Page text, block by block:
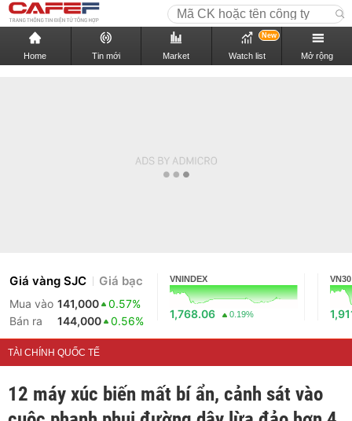
Home Tin mới Market Watch list
New
Mở rộng
Giá vàng SJC Giá bạc
Mua vào 141,000
0.57%
Bán ra
144,000 0.56%
VNINDEX
1,768.06 0.19%
VN30
TÀI CHÍNH QUỐC TẾ
12 máy xúc biến mất bí ẩn, cảnh sát vào